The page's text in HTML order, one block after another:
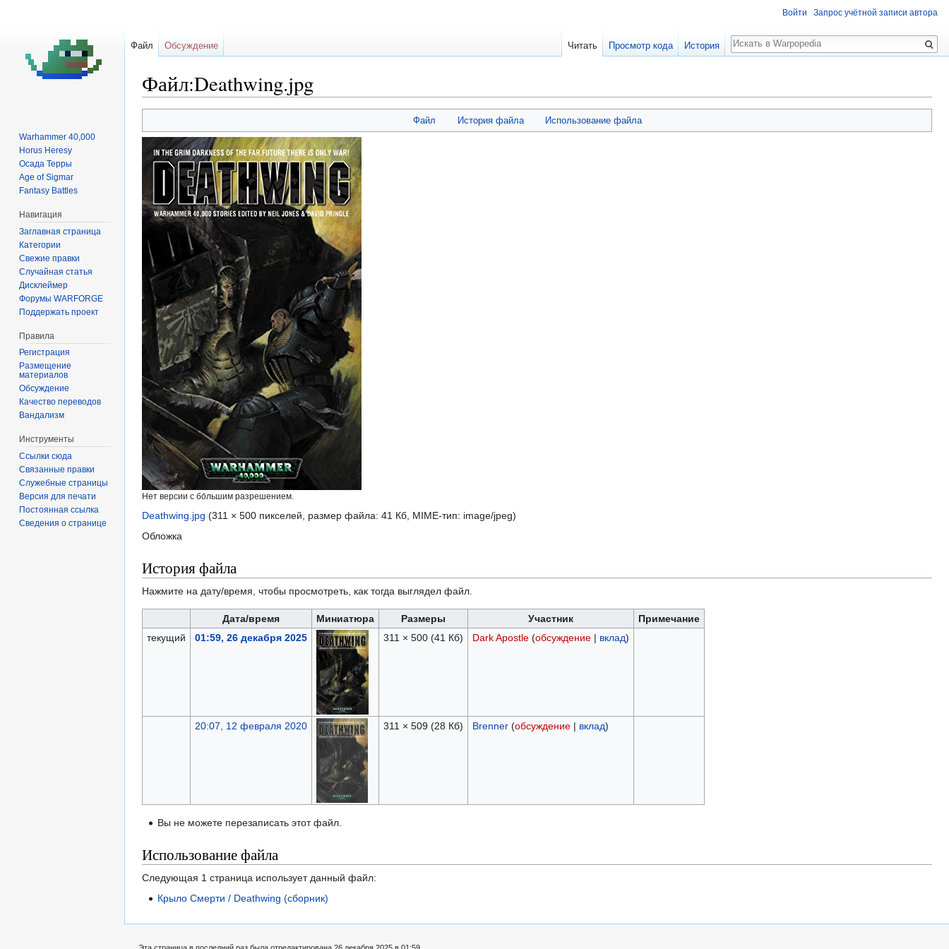
Файл:Deathwing.jpg
к
навигации
к
поиску
Файл История файла Использование файла
Нет версии с бо́льшим разрешением.
Deathwing.jpg (311 × 500 пикселей, размер файла: 41 Кб, MIME-тип: image/jpeg)
Обложка
История файла
Нажмите на дату/время, чтобы просмотреть, как тогда выглядел файл.
Дата/время Миниатюра Размеры Участник
Примечание
текущий
01:59, 26 декабря 2025 311 × 500 (41 Кб) Dark Apostle (обсуждение| вклад)
20:07, 12 февраля 2020 311 × 509 (28 Кб) Brenner (обсуждение| вклад)
Вы не можете перезаписать этот файл.
Использование файла
Следующая 1 страница использует данный файл:
Крыло Смерти / Deathwing (сборник)
Войти Запрос учётной записи автора
Файл Обсуждение Читать Просмотр кода История
Поиск
Warhammer 40,000
Horus Heresy
Осада Терры
Age of Sigmar
Fantasy Battles
Навигация
Заглавная страница
Категории
Свежие правки
Случайная статья
Дисклеймер
Форумы WARFORGE
Поддержать проект
Правила
Регистрация
Размещение
материалов
Обсуждение
Качество переводов
Вандализм
Инструменты
Ссылки сюда
Связанные правки
Служебные страницы
Версия для печати
Постоянная ссылка
Сведения о странице